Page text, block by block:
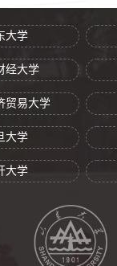
大学
经大学
贸易大学
大学
大学